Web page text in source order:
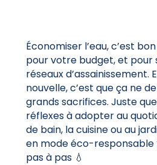
Économiser l’eau, c’est
pour votre budget, et pour
réseaux d’assainissement.
nouvelle, c’est que ça ne
grands sacrifices. Juste
réflexes à adopter au
de bain, la cuisine ou au
en mode éco-responsable
pas à pas 💧